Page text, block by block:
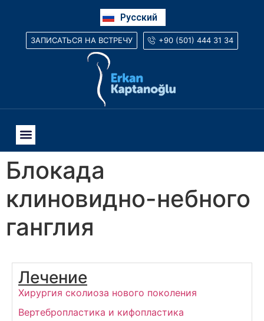
Русский
العربية
ЗАПИСАТЬСЯ НА ВСТРЕЧУ +90 (501) 444 31 34
Блокада
клиновидно-небного
ганглия
Лечение
Хирургия сколиоза нового поколения
Вертебропластика и кифопластика